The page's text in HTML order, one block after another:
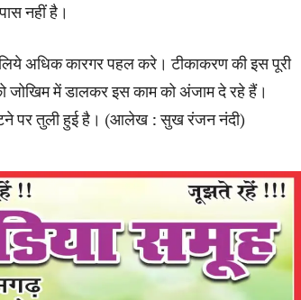
नहीं है।
अधिक कारगर पहल करे। टीकाकरण की इस पूरी
जोखिम में डालकर इस काम को अंजाम दे रहे हैं।
लूटने पर तुली हुई है। (आलेख : सुख रंजन नंदी)